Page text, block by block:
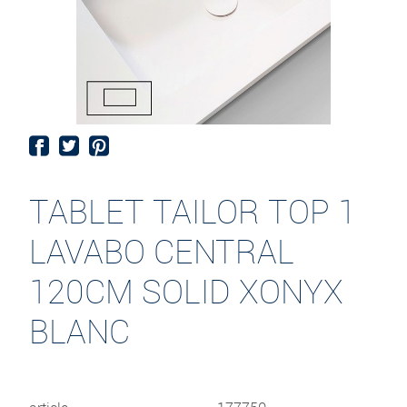
TABLET TAILOR TOP 1
LAVABO CENTRAL
120CM SOLID XONYX
BLANC